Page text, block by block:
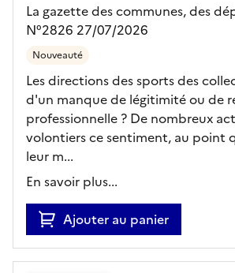
La gazette des communes, des
N°2826 27/07/2026
Nouveauté
Les directions des sports des
d'un manque de légitimité ou de
professionnelle ? De nombreux
volontiers ce sentiment, au point
leur m...
En savoir plus...
Ajouter au panier